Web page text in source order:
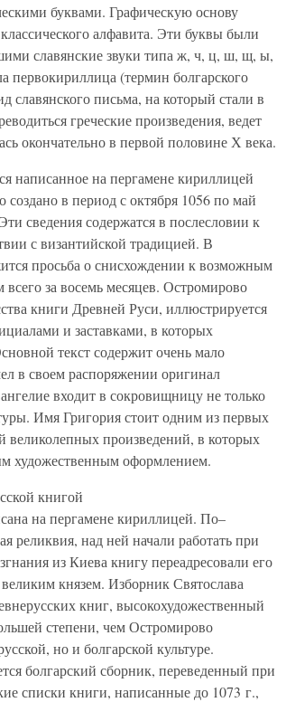
буквами. Графическую основу
алфавита. Эти буквы были
славянские звуки типа ж, ч, ц, ш, щ, ы,
(термин болгарского
письма, на который стали в
греческие произведения, ведет
окончательно в первой половине Х века.
написанное на пергамене кириллицей
в период с октября 1056 по май
сведения содержатся в послесловии к
с византийской традицией. В
просьба о снисхождении к возможным
за восемь месяцев. Остромирово
книги Древней Руси, иллюстрируется
и заставками, в которых
текст содержит очень мало
в своем распоряжении оригинал
входит в сокровищницу не только
Имя Григория стоит одним из первых
великолепных произведений, в которых
художественным оформлением.
книгой
на пергамене кириллицей. По–
реликвия, над ней начали работать при
из Киева книгу переадресовали его
князем. Изборник Святослава
книг, высокохудожественный
степени, чем Остромирово
но и болгарской культуре.
болгарский сборник, переведенный при
списки книги, написанные до 1073 г.,